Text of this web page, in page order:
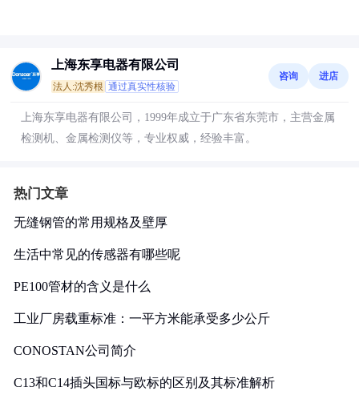
上海东享电器有限公司
法人:沈秀根 通过真实性核验
咨询 进店
上海东享电器有限公司，1999年成立于广东省东莞市，主营金属
检测机、金属检测仪等，专业权威，经验丰富。
热门文章
无缝钢管的常用规格及壁厚
生活中常见的传感器有哪些呢
PE100管材的含义是什么
工业厂房载重标准：一平方米能承受多少公斤
CONOSTAN公司简介
C13和C14插头国标与欧标的区别及其标准解析